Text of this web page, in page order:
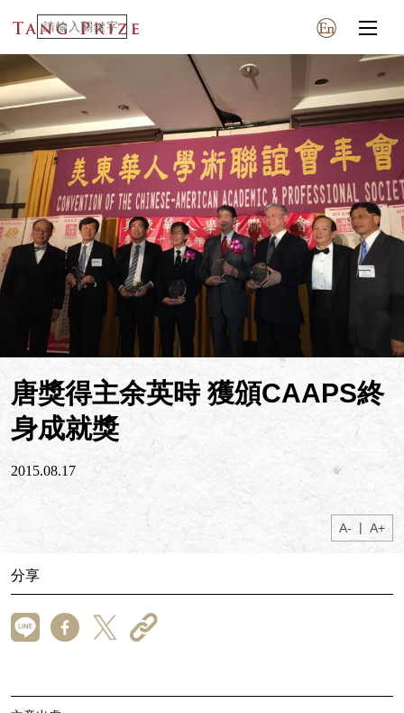
唐獎得主余英時 獲頒CAAPS終
身成就獎
2015.08.17
A- | A+
分享